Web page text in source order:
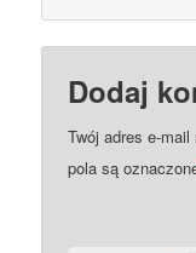
Dodaj
Twój adres e-
pola są